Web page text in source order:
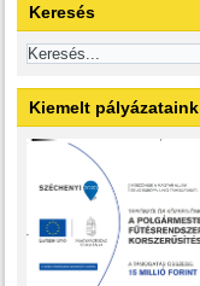
Keresés
Kiemelt pályázataink